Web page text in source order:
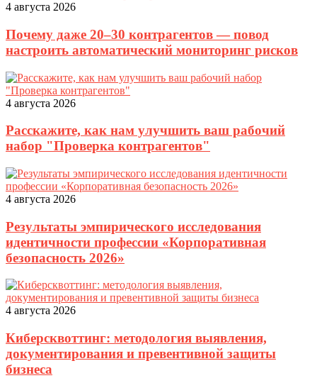
4 августа 2026
Почему даже 20–30 контрагентов — повод
настроить автоматический мониторинг рисков
4 августа 2026
Расскажите, как нам улучшить ваш рабочий
набор "Проверка контрагентов"
4 августа 2026
Результаты эмпирического исследования
идентичности профессии «Корпоративная
безопасность 2026»
4 августа 2026
Киберсквоттинг: методология выявления,
документирования и превентивной защиты
бизнеса